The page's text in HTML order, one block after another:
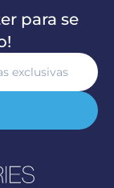
para se